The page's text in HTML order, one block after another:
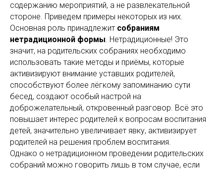
содержанию мероприятий, а не развлекательной
стороне. Приведем примеры некоторых из них.
Основная роль принадлежит собраниям
нетрадиционной формы. Нетрадиционные! Это
значит, на родительских собраниях необходимо
использовать такие методы и приёмы, которые
активизируют внимание уставших родителей,
способствуют более лёгкому запоминанию сути
бесед, создают особый настрой на
доброжелательный, откровенный разговор. Всё это
повышает интерес родителей к вопросам воспитания
детей, значительно увеличивает явку, активизирует
родителей на решения проблем воспитания.
Однако о нетрадиционном проведении родительских
собраний можно говорить лишь в том случае, если